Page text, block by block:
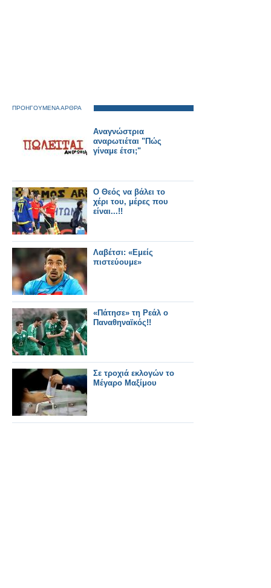
ΠΡΟΗΓΟΥΜΕΝΑ ΑΡΘΡΑ
Αναγνώστρια
αναρωτιέται "Πώς
γίναμε έτσι;"
Ο Θεός να βάλει το
χέρι του, μέρες που
είναι...!!
Λαβέτσι: «Εμείς
πιστεύουμε»
«Πάτησε» τη Ρεάλ ο
Παναθηναϊκός!!
Σε τροχιά εκλογών το
Μέγαρο Μαξίμου